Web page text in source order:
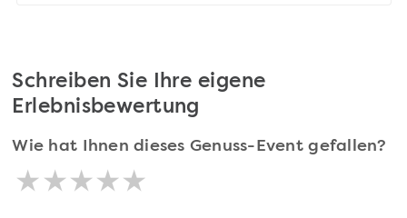
Schreiben Sie Ihre eigene
Erlebnisbewertung
Wie hat Ihnen dieses Genuss-Event gefallen?